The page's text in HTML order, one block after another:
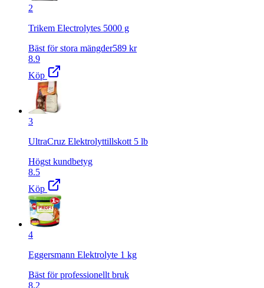
2
Trikem Electrolytes 5000 g
Bäst för stora mängder589 kr
8.9
Köp
3
UltraCruz Elektrolyttillskott 5 lb
Högst kundbetyg
8.5
Köp
4
Eggersmann Elektrolyte 1 kg
Bäst för professionellt bruk
8.2